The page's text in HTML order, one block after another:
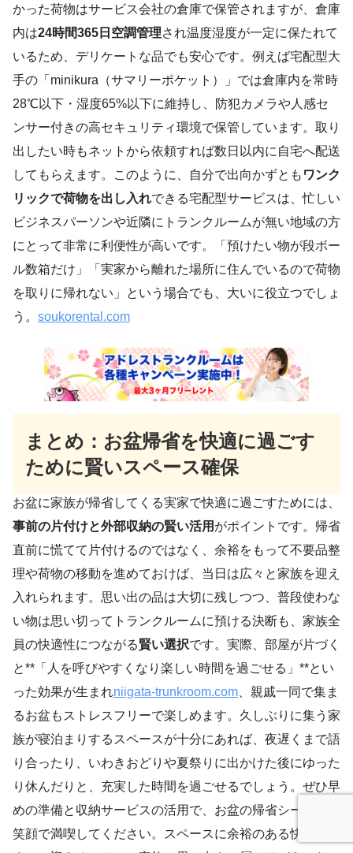
かった荷物はサービス会社の倉庫で保管されますが、倉庫
内は24時間365日空調管理され温度湿度が一定に保たれて
いるため、デリケートな品でも安心です。例えば宅配型大
手の「minikura（サマリーポケット）」では倉庫内を常時
28℃以下・湿度65%以下に維持し、防犯カメラや人感セ
ンサー付きの高セキュリティ環境で保管しています。取り
出したい時もネットから依頼すれば数日以内に自宅へ配送
してもらえます。このように、自分で出向かずとも ワンク
リックで荷物を出し入れできる宅配型サービスは、忙しい
ビジネスパーソンや近隣にトランクルームが無い地域の方
にとって非常に利便性が高いです。「預けたい物が段ボー
ル数箱だけ」「実家から離れた場所に住んでいるので荷物
を取りに帰れない」という場合でも、大いに役立つでしょ
う。 soukorental.com
まとめ：お盆帰省を快適に過ごす
ために賢いスペース確保
お盆に家族が帰省してくる実家で快適に過ごすためには、
事前の片付けと外部収納の賢い活用 がポイントです。帰省
直前に慌てて片付けるのではなく、余裕をもって不要品整
理や荷物の移動を進めておけば、当日は広々と家族を迎え
入れられます。思い出の品は大切に残しつつ、普段使わな
い物は思い切ってトランクルームに預ける決断も、家族全
員の快適性につながる賢い選択です。実際、部屋が片づく
と**「人を呼びやすくなり楽しい時間を過ごせる」**とい
った効果が生まれniigata-trunkroom.com 、親戚一同で集ま
るお盆もストレスフリーで楽しめます。久しぶりに集う家
族が寝泊まりするスペースが十分にあれば、夜遅くまで語
り合ったり、いわきおどりや夏祭りに出かけた後にゆった
り休んだりと、充実した時間を過ごせるでしょう。ぜひ早
めの準備と収納サービスの活用で、お盆の帰省シーズンを
笑顔で満喫してください。スペースに余裕のある快適な住